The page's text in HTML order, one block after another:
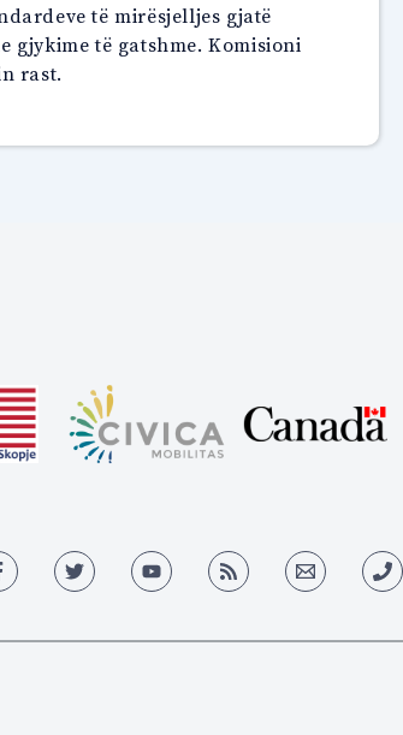
të mirësjelljes gjatë
të gatshme. Komisioni
rast.